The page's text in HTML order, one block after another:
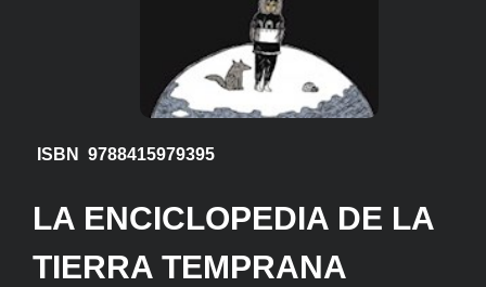
ISBN 9788415979395
LA ENCICLOPEDIA DE LA
TIERRA TEMPRANA